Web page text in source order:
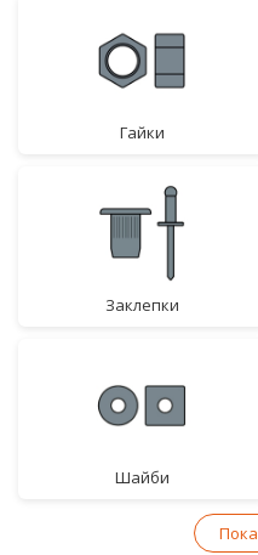
гайки
заклепки
шайби